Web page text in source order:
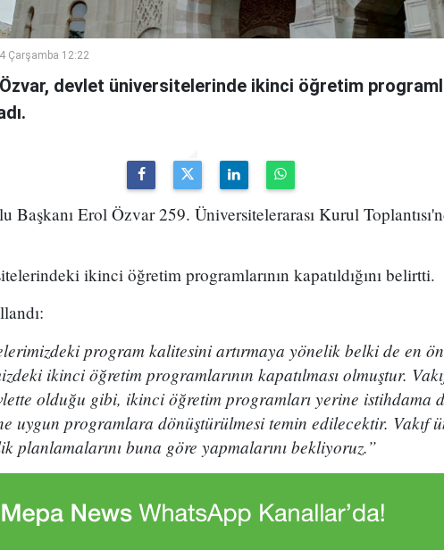
Çarşamba 12:22
Özvar, devlet üniversitelerinde ikinci öğretim
Başkanı Erol Özvar 259. Üniversitelerarası Kurul
ikinci öğretim programlarının kapatıldığını belirtti.
program kalitesini artırmaya yönelik belki de en
ikinci öğretim programlarının kapatılması olmuştur.
olduğu gibi, ikinci öğretim programları yerine istihdama
uygun programlara dönüştürülmesi temin edilecektir. Vakıf
planlamalarını buna göre yapmalarını bekliyoruz.”